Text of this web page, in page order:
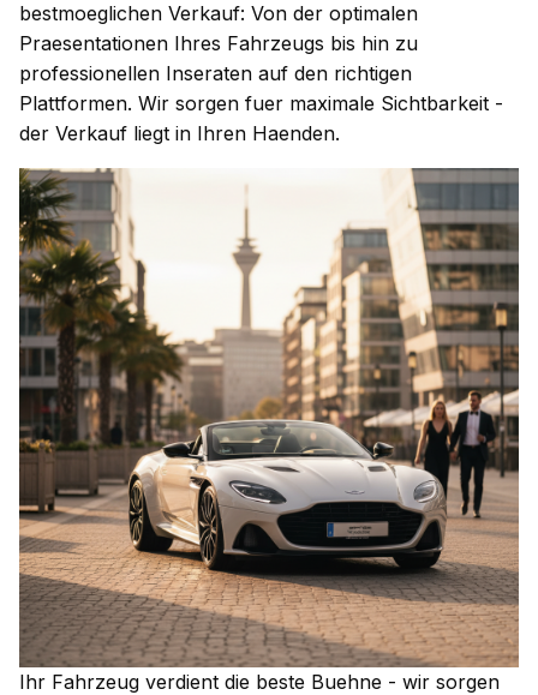
bestmoeglichen Verkauf: Von der optimalen
Praesentationen Ihres Fahrzeugs bis hin zu
professionellen Inseraten auf den richtigen
Plattformen. Wir sorgen fuer maximale Sichtbarkeit -
der Verkauf liegt in Ihren Haenden.
Ihr Fahrzeug verdient die beste Buehne - wir sorgen